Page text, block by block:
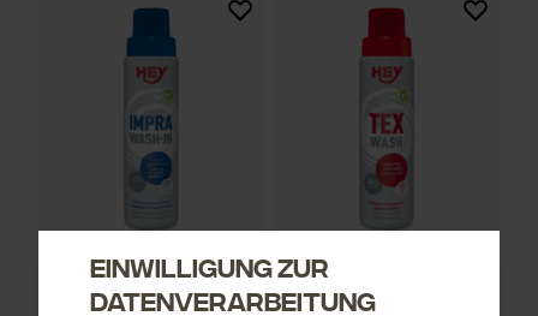
HEY Impra FF Wash-In
Imprägniermittel /
HEY Tex Wash Waschmittel
für Funktionsbekleidung /
Einwilligung zur
Datenverarbeitung